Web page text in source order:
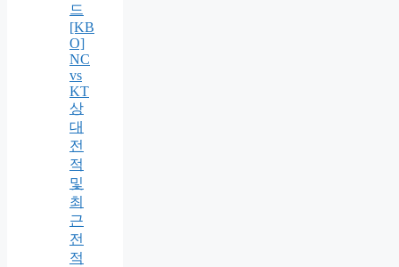
드
[KB
O]
NC
vs
KT
상
대
전
적
및
최
근
전
적